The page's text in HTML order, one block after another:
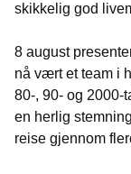
skikkelig god
8 august
nå vært et team i
80-, 90- og 2000-
en herlig
reise gjennom